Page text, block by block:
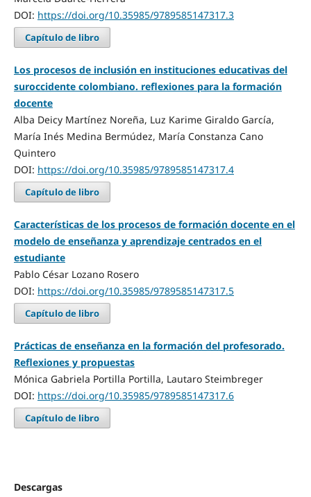
DOI: https://doi.org/10.35985/9789585147317.3
Capítulo de libro
Los procesos de inclusión en instituciones educativas del
suroccidente colombiano. reflexiones para la formación
docente
Alba Deicy Martínez Noreña, Luz Karime Giraldo García,
María Inés Medina Bermúdez, María Constanza Cano
Quintero
DOI: https://doi.org/10.35985/9789585147317.4
Capítulo de libro
Características de los procesos de formación docente en el
modelo de enseñanza y aprendizaje centrados en el
estudiante
Pablo César Lozano Rosero
DOI: https://doi.org/10.35985/9789585147317.5
Capítulo de libro
Prácticas de enseñanza en la formación del profesorado.
Reflexiones y propuestas
Mónica Gabriela Portilla Portilla, Lautaro Steimbreger
DOI: https://doi.org/10.35985/9789585147317.6
Capítulo de libro
Descargas